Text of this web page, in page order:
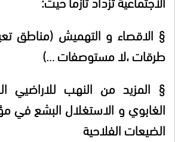
§ الاقصاء و التهميش (مناطق
طرقات ،لا مستوصفات …)
§ المزيد من النهب للاراضيي
الغابوي و الاستغلال البشع
الضيعات الفلاحية